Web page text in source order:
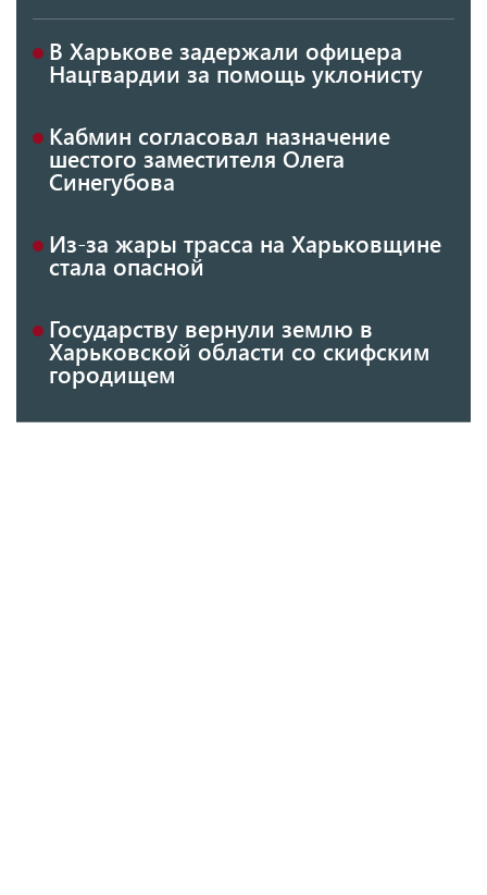
В Харькове задержали офицера
Нацгвардии за помощь уклонисту
Кабмин согласовал назначение
шестого заместителя Олега
Синегубова
Из-за жары трасса на Харьковщине
стала опасной
Государству вернули землю в
Харьковской области со скифским
городищем